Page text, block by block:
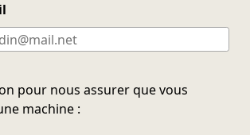
pour nous assurer que vous
machine :